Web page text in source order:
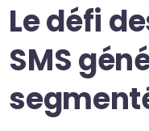
Le défi
SMS